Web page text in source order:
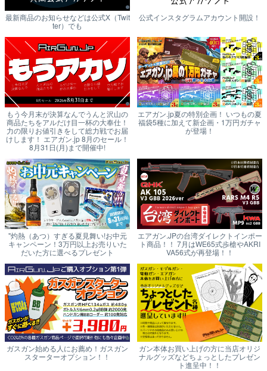
最新商品のお知らせなどは公式X（Twit
ter）でも
公式インスタグラムアカウント開設！
もう今月末が決算なんでうんと沢山の
商品たちをアルだけ目一杯の大奉仕！
力の限りお値引きをして総力戦でお届
けします！ エアガン.jp 8月のセール！
8月31日(月)まで開催中!
エアガン.jp夏の特別企画！ いつもの夏
福袋5種に加えて新企画・1万円ガチャ
が登場！
"灼熱（あつ）すぎる夏見舞い!お中元
キャンペーン！3万円以上お売りいた
だいた方に選べるプレゼント
エアガン.JPの台湾ダイレクトインポー
ト商品！！ 7月はWE65式歩槍やAKRI
VA56式が再登場！！
ガスガン始める人にお薦め！ガスガン
スターターオプション！！
ガン本体お買い上げの方に当店オリジ
ナルグッズなどちょっとしたプレゼン
ト進呈中！！